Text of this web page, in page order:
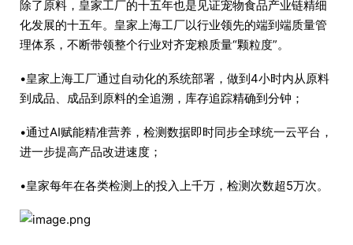
除了原料，皇家工厂的十五年也是见证宠物食品产业链精细
化发展的十五年。皇家上海工厂以行业领先的端到端质量管
理体系，不断带领整个行业对齐宠粮质量“颗粒度”。
•皇家上海工厂通过自动化的系统部署，做到4小时内从原料
到成品、成品到原料的全追溯，库存追踪精确到分钟；
•通过AI赋能精准营养，检测数据即时同步全球统一云平台，
进一步提高产品改进速度；
•皇家每年在各类检测上的投入上千万，检测次数超5万次。